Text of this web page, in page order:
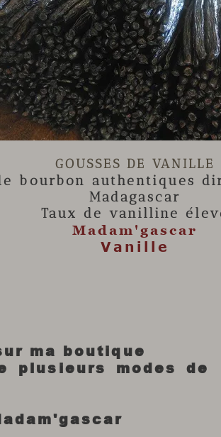
GOUSSES DE VANILLE
bourbon authentiques
Madagascar
Taux de vanilline
Madam'gascar
Vanille
ma boutique
plusieurs modes de